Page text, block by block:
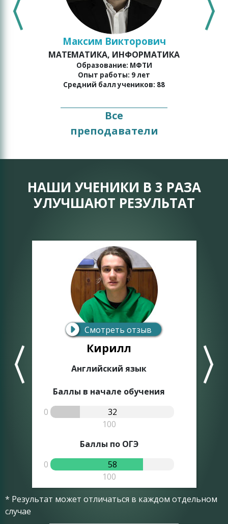
Максим Викторович
МАТЕМАТИКА, ИНФОРМАТИКА
Образование: МФТИ
Опыт работы: 9 лет
Средний балл учеников: 88
Все
преподаватели
НАШИ УЧЕНИКИ В 3 РАЗА
УЛУЧШАЮТ РЕЗУЛЬТАТ
Смотреть отзыв
Кирилл
Английский язык
Баллы в начале обучения
0
32
100
Баллы по ОГЭ
0
58
100
* Результат может отличаться в каждом отдельном
случае